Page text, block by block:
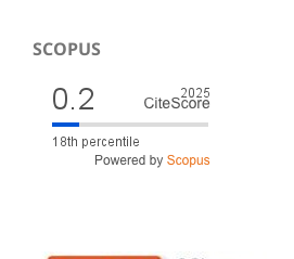
SCOPUS